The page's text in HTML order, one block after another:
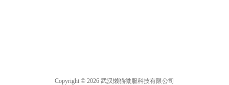
Copyright © 2026 武汉懒猫微服科技有限公司